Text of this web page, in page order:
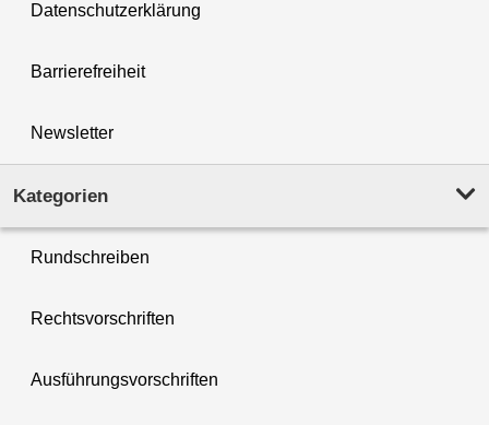
Datenschutzerklärung
Barrierefreiheit
Newsletter
Kategorien
Rundschreiben
Rechtsvorschriften
Ausführungsvorschriften